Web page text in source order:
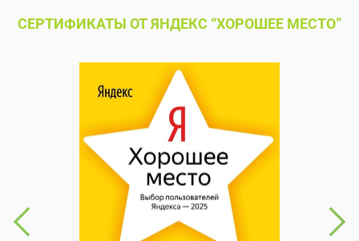
СЕРТИФИКАТЫ ОТ ЯНДЕКС “ХОРОШЕЕ МЕСТО”